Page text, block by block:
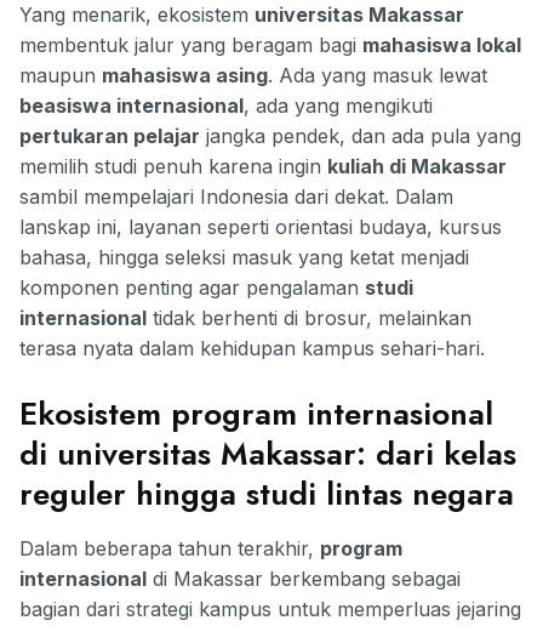
Yang menarik, ekosistem universitas Makassar
membentuk jalur yang beragam bagi mahasiswa lokal
maupun mahasiswa asing. Ada yang masuk lewat
beasiswa internasional, ada yang mengikuti
pertukaran pelajar jangka pendek, dan ada pula yang
memilih studi penuh karena ingin kuliah di Makassar
sambil mempelajari Indonesia dari dekat. Dalam
lanskap ini, layanan seperti orientasi budaya, kursus
bahasa, hingga seleksi masuk yang ketat menjadi
komponen penting agar pengalaman studi
internasional tidak berhenti di brosur, melainkan
terasa nyata dalam kehidupan kampus sehari-hari.
Ekosistem program internasional
di universitas Makassar: dari kelas
reguler hingga studi lintas negara
Dalam beberapa tahun terakhir, program
internasional di Makassar berkembang sebagai
bagian dari strategi kampus untuk memperluas jejaring